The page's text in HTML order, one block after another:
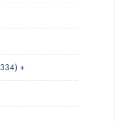
k
t
r
é
k
3343
3
t
+